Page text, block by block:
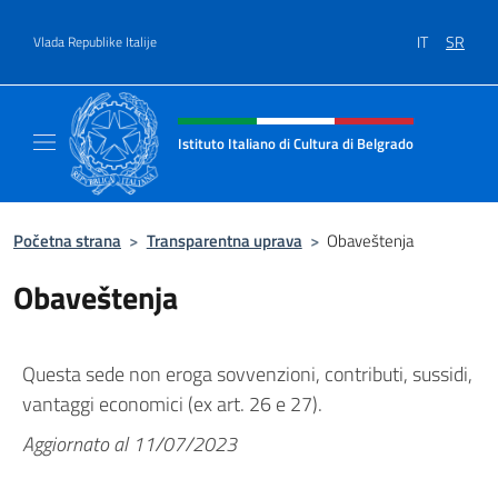
Vlada Republike Italije IT SR
Header, social and menu of site
Istituto Italiano di Cultura di Belgrado
Početna strana > Transparentna uprava > Obaveštenja
Obaveštenja
Questa sede non eroga sovvenzioni, contributi, sussidi,
vantaggi economici (ex art. 26 e 27).
Aggiornato al 11/07/2023